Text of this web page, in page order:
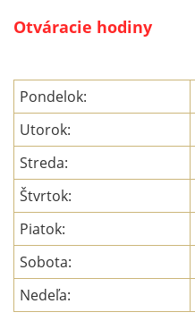
Otváracie hodiny
Pondelok:
Utorok:
Streda:
Štvrtok:
Piatok:
Sobota:
Nedeľa: